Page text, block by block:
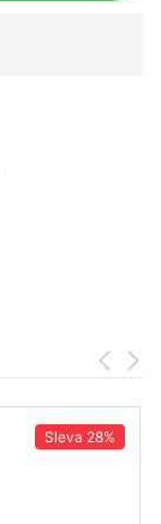
Sleva 28%